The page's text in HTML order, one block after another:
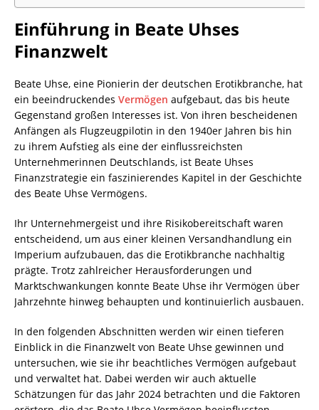
Einführung in Beate Uhses
Finanzwelt
Beate Uhse, eine Pionierin der deutschen Erotikbranche, hat
ein beeindruckendes Vermögen aufgebaut, das bis heute
Gegenstand großen Interesses ist. Von ihren bescheidenen
Anfängen als Flugzeugpilotin in den 1940er Jahren bis hin
zu ihrem Aufstieg als eine der einflussreichsten
Unternehmerinnen Deutschlands, ist Beate Uhses
Finanzstrategie ein faszinierendes Kapitel in der Geschichte
des Beate Uhse Vermögens.
Ihr Unternehmergeist und ihre Risikobereitschaft waren
entscheidend, um aus einer kleinen Versandhandlung ein
Imperium aufzubauen, das die Erotikbranche nachhaltig
prägte. Trotz zahlreicher Herausforderungen und
Marktschwankungen konnte Beate Uhse ihr Vermögen über
Jahrzehnte hinweg behaupten und kontinuierlich ausbauen.
In den folgenden Abschnitten werden wir einen tieferen
Einblick in die Finanzwelt von Beate Uhse gewinnen und
untersuchen, wie sie ihr beachtliches Vermögen aufgebaut
und verwaltet hat. Dabei werden wir auch aktuelle
Schätzungen für das Jahr 2024 betrachten und die Faktoren